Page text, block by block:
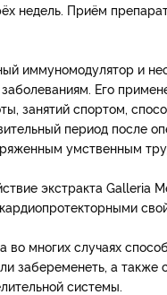
недель. Приём
иммуномодулятор и
Его
занятий спортом,
период после
умственным
экстракта Galleria
во многих случаях
забеременеть, а
системы.